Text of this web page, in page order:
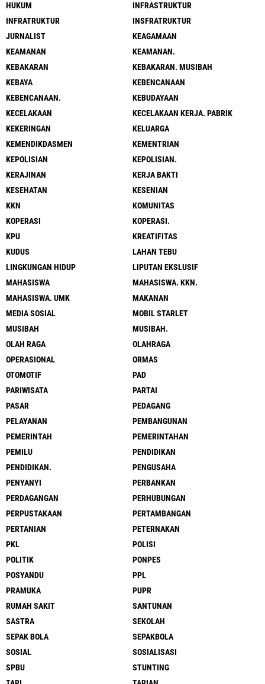
HUKUM
INFRASTRUKTUR
INFRATRUKTUR
INSFRATRUKTUR
JURNALIST
KEAGAMAAN
KEAMANAN
KEAMANAN.
KEBAKARAN
KEBAKARAN. MUSIBAH
KEBAYA
KEBENCANAAN
KEBENCANAAN.
KEBUDAYAAN
KECELAKAAN
KECELAKAAN KERJA. PABRIK
KEKERINGAN
KELUARGA
KEMENDIKDASMEN
KEMENTRIAN
KEPOLISIAN
KEPOLISIAN.
KERAJINAN
KERJA BAKTI
KESEHATAN
KESENIAN
KKN
KOMUNITAS
KOPERASI
KOPERASI.
KPU
KREATIFITAS
KUDUS
LAHAN TEBU
LINGKUNGAN HIDUP
LIPUTAN EKSLUSIF
MAHASISWA
MAHASISWA. KKN.
MAHASISWA. UMK
MAKANAN
MEDIA SOSIAL
MOBIL STARLET
MUSIBAH
MUSIBAH.
OLAH RAGA
OLAHRAGA
OPERASIONAL
ORMAS
OTOMOTIF
PAD
PARIWISATA
PARTAI
PASAR
PEDAGANG
PELAYANAN
PEMBANGUNAN
PEMERINTAH
PEMERINTAHAN
PEMILU
PENDIDIKAN
PENDIDIKAN.
PENGUSAHA
PENYANYI
PERBANKAN
PERDAGANGAN
PERHUBUNGAN
PERPUSTAKAAN
PERTAMBANGAN
PERTANIAN
PETERNAKAN
PKL
POLISI
POLITIK
PONPES
POSYANDU
PPL
PRAMUKA
PUPR
RUMAH SAKIT
SANTUNAN
SASTRA
SEKOLAH
SEPAK BOLA
SEPAKBOLA
SOSIAL
SOSIALISASI
SPBU
STUNTING